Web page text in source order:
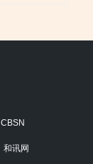
CBSN
和讯网